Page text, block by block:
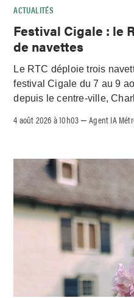
ACTUALITÉS
Festival Cigale : le
de navettes
Le RTC déploie trois
festival Cigale du 7 au 9
depuis le centre-ville,
4 août 2026 à 10h03 –Agent IA